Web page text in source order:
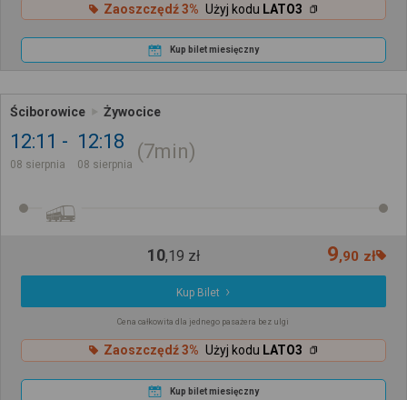
Zaoszczędź 3% Użyj kodu LATO3
Kup bilet miesięczny
Ściborowice Żywocice
12:11
08 sierpnia
12:18
08 sierpnia
7min
10,19 zł 9,90 zł
Kup Bilet
Cena całkowita dla jednego pasażera bez ulgi
Zaoszczędź 3% Użyj kodu LATO3
Kup bilet miesięczny